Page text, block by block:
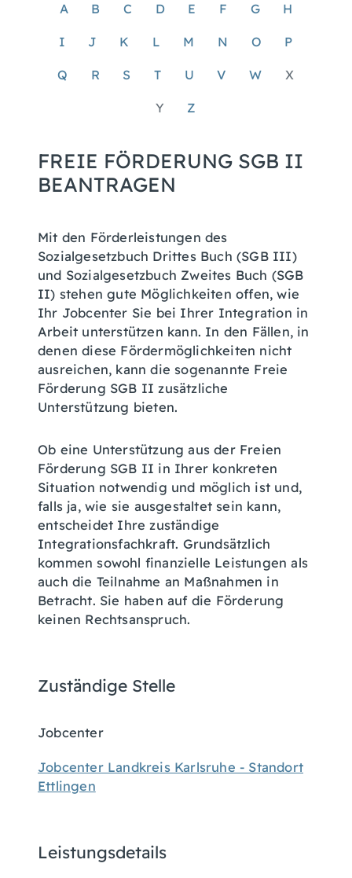
A B C D E F G H
I J K L M N O P
Q R S T U V W X
Y Z
FREIE FÖRDERUNG SGB II
BEANTRAGEN
Mit den Förderleistungen des
Sozialgesetzbuch Drittes Buch (SGB III)
und Sozialgesetzbuch Zweites Buch (SGB
II) stehen gute Möglichkeiten offen, wie
Ihr Jobcenter Sie bei Ihrer Integration in
Arbeit unterstützen kann. In den Fällen, in
denen diese Fördermöglichkeiten nicht
ausreichen, kann die sogenannte Freie
Förderung SGB II zusätzliche
Unterstützung bieten.
Ob eine Unterstützung aus der Freien
Förderung SGB II in Ihrer konkreten
Situation notwendig und möglich ist und,
falls ja, wie sie ausgestaltet sein kann,
entscheidet Ihre zuständige
Integrationsfachkraft. Grundsätzlich
kommen sowohl finanzielle Leistungen als
auch die Teilnahme an Maßnahmen in
Betracht. Sie haben auf die Förderung
keinen Rechtsanspruch.
Zuständige Stelle
Jobcenter
Jobcenter Landkreis Karlsruhe - Standort
Ettlingen
Leistungsdetails